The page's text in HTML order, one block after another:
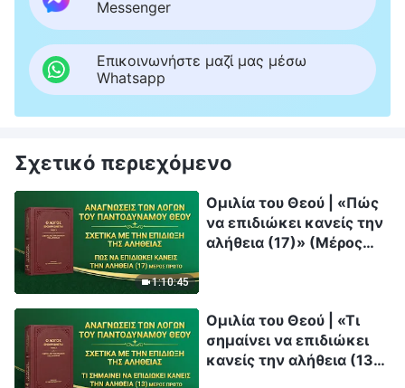
Messenger
Επικοινωνήστε μαζί μας μέσω
Whatsapp
Σχετικό περιεχόμενο
1:10:45
Ομιλία του Θεού | «Πώς
να επιδιώκει κανείς την
αλήθεια (17)» (Μέρος
Ομιλία του Θεού | «Τι
σημαίνει να επιδιώκει
κανείς την αλήθεια (13)»